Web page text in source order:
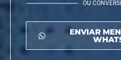
OU
ENVIAR